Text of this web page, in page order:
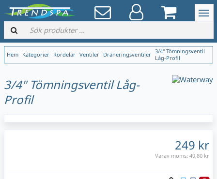
Hem Kategorier Rördelar Ventiler Dräneringsventiler 3/4" Tömningsventil
Låg-Profil
3/4" Tömningsventil Låg-
Profil
249 kr
Varav moms: 49,80 kr